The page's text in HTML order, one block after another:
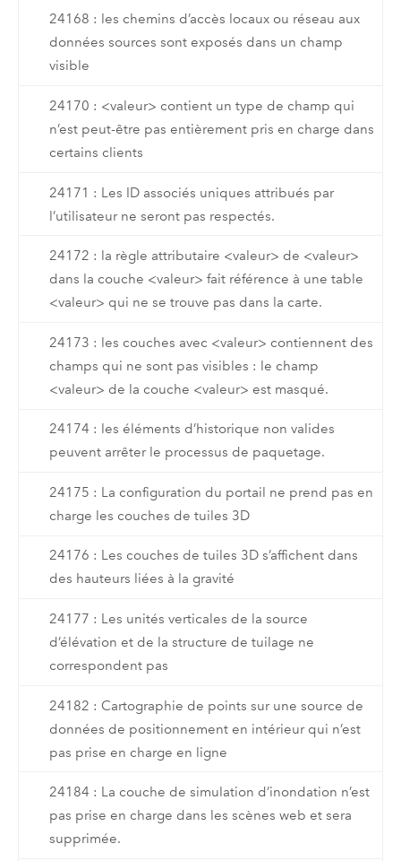
24168 : les chemins d’accès locaux ou réseau aux
données sources sont exposés dans un champ
visible
24170 : <valeur> contient un type de champ qui
n’est peut-être pas entièrement pris en charge dans
certains clients
24171 : Les ID associés uniques attribués par
l’utilisateur ne seront pas respectés.
24172 : la règle attributaire <valeur> de <valeur>
dans la couche <valeur> fait référence à une table
<valeur> qui ne se trouve pas dans la carte.
24173 : les couches avec <valeur> contiennent des
champs qui ne sont pas visibles : le champ
<valeur> de la couche <valeur> est masqué.
24174 : les éléments d’historique non valides
peuvent arrêter le processus de paquetage.
24175 : La configuration du portail ne prend pas en
charge les couches de tuiles 3D
24176 : Les couches de tuiles 3D s’affichent dans
des hauteurs liées à la gravité
24177 : Les unités verticales de la source
d’élévation et de la structure de tuilage ne
correspondent pas
24182 : Cartographie de points sur une source de
données de positionnement en intérieur qui n’est
pas prise en charge en ligne
24184 : La couche de simulation d’inondation n’est
pas prise en charge dans les scènes web et sera
supprimée.